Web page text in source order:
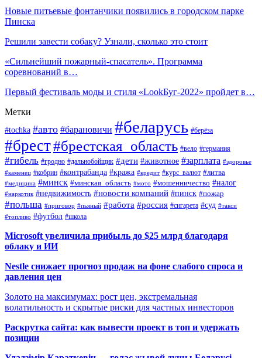
Новые питьевые фонтанчики появились в городском парке
Пинска
Решили завести собаку? Узнали, сколько это стоит
«Сильнейший пожарный-спасатель». Программа
соревнований в…
Первый фестиваль моды и стиля «LookБуг-2022» пройдет в…
Метки
#tochka #авто #барановичи #беларусь #берёза
#брест#брестская_область #вело #германия
#гибель #гродно #дальнобойщик #дети #животное #зарплата #здоровье
#каменец #кобрин #контрабанда #кража #кредит #курс_валют #литва
#медицина #минск #минская_область #мото #мошенничество #налог
#наркотик #недвижимость #новости компаний #пинск #пожар
#польша #приговор #пьяный #работа #россия #сигарета #суд #такси
#топливо #футбол #школа
Microsoft увеличила прибыль до $25 млрд благодаря
облаку и ИИ
Nestle снижает прогноз продаж на фоне слабого спроса и
давления цен
Золото на максимумах: рост цен, экстремальная
волатильность и скрытые риски для частных инвесторов
Раскрутка сайта: как вывести проект в топ и удержать
позиции